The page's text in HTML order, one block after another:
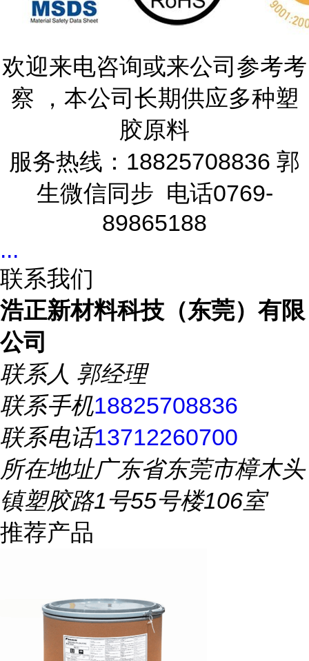
欢迎来电咨询或来公司参考考
察 ，本公司长期供应多种塑
胶原料
服务热线：18825708836 郭
生微信同步 电话0769-
89865188
...
联系我们
浩正新材料科技（东莞）有限
公司
联系人 郭经理
联系手机18825708836
联系电话13712260700
所在地址广东省东莞市樟木头
镇塑胶路1号55号楼106室
推荐产品